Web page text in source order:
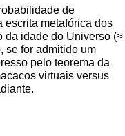
de
escrita metafórica dos
da idade do Universo (≈
se for admitido um
pelo teorema da
virtuais versus